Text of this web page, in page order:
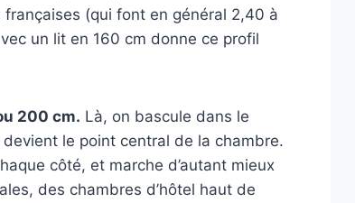
(qui font en général 2,40 à
un lit en 160 cm donne ce profil
200 cm. Là, on bascule dans le
le point central de la chambre.
côté, et marche d’autant mieux
des chambres d’hôtel haut de